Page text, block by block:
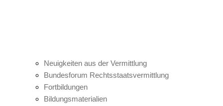
Neuigkeiten aus der Vermittlung
Bundesforum Rechtsstaatsvermittlung
Fortbildungen
Bildungsmaterialien